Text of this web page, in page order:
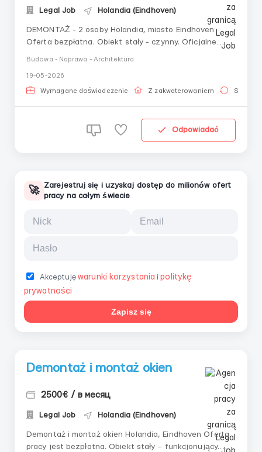
Legal Job Holandia (Eindhoven)
DEMONTAŻ - 2 osoby Holandia, miasto Eindhoven
Oferta bezpłatna. Obiekt stały - czynny. Oficjalne
200-220 godzin miesięcznie; Zakwaterowanie:
bezpłatne. Obowiązki: Wykonanie pełnego zakres...
Budowa - Naprawa - Architektura
19-05-2026
Wymagane doświadczenie Z zakwaterowaniem Stała
Odpowiadać
🚀
Zarejestruj się i uzyskaj dostęp do milionów ofert
pracy na całym świecie
Akceptujęwarunki korzystania i politykę
prywatności
Zapisz się
Demontaż i montaż okien
2500€ / в месяц
Legal Job Holandia (Eindhoven)
Demontaż i montaż okien Holandia, Eindhoven Oferta
pracy jest bezpłatna. Obiekt stały – funkcjonujący.